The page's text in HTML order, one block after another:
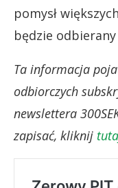
pomysł
będzie
Ta informacja
odbiorczych
newslettera
zapisać, kliknij